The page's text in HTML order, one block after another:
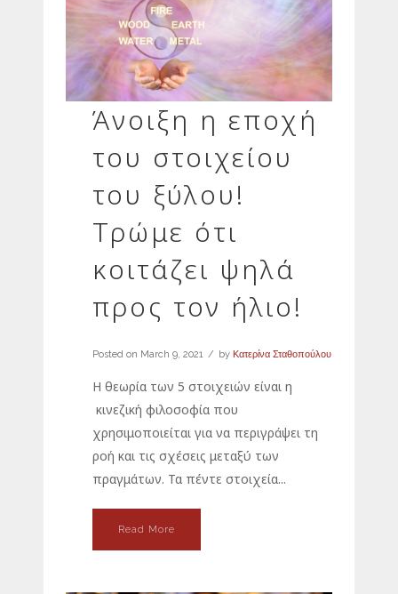
Άνοιξη η εποχή
του στοιχείου
του ξύλου!
Τρώμε ότι
κοιτάζει ψηλά
προς τον ήλιο!
Posted on March 9, 2021 by Κατερίνα Σταθοπούλου
Η θεωρία των 5 στοιχειών είναι η
κινεζική φιλοσοφία που
χρησιμοποιείται για να περιγράψει τη
ροή και τις σχέσεις μεταξύ των
πραγμάτων. Τα πέντε στοιχεία...
Read More